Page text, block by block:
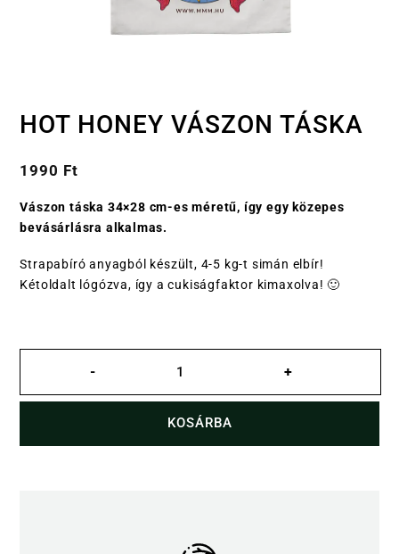
HOT HONEY VÁSZON TÁSKA
1990 Ft
Vászon táska 34×28 cm-es méretű, így egy közepes
bevásárlásra alkalmas.
Strapabíró anyagból készült, 4-5 kg-t simán elbír!
Kétoldalt lógózva, így a cukiságfaktor kimaxolva! 🙂
-
táska
mennyiség
+
KOSÁRBA